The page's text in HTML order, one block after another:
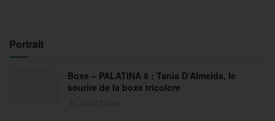
Portrait
Boxe – PALATINA 8 : Tania D’Almeida, le
sourire de la boxe tricolore